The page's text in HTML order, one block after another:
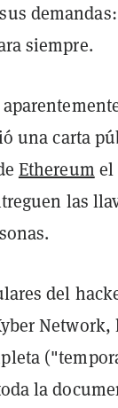
siempre.
una carta
Ethereum el
las
del
Network,
la